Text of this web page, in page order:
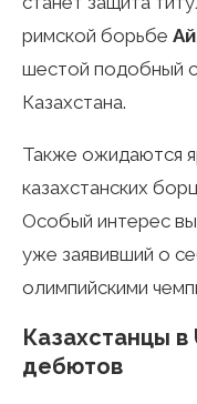
римской борьбе
шестой подобный
Казахстана.
Также ожидаются
казахстанских
Особый интерес
уже заявивший о
олимпийскими
Казахстанцы в
дебютов